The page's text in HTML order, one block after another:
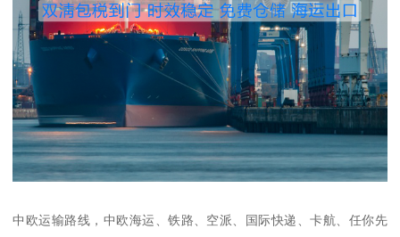
中欧运输路线，中欧海运、铁路、空派、国际快递、卡航、任你先